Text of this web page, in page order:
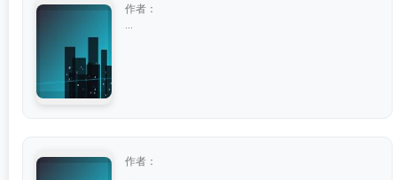
作者：
作者：